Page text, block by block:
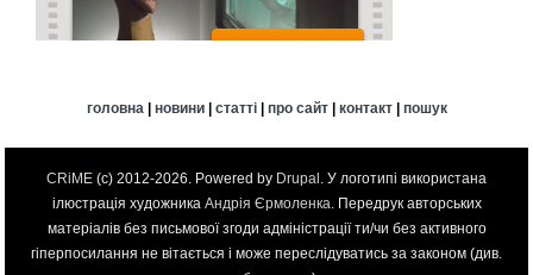
головна| новини| статті| про сайт| контакт| пошук
CRiME (c) 2012-2026. Powered by Drupal . У логотипі використана
ілюстрація художника Андрія Єрмоленка. Передрук авторських
матеріалів без письмової згоди адміністрації ти/чи без активного
гіперпосилання не вітається і може переслідуватись за законом (див.